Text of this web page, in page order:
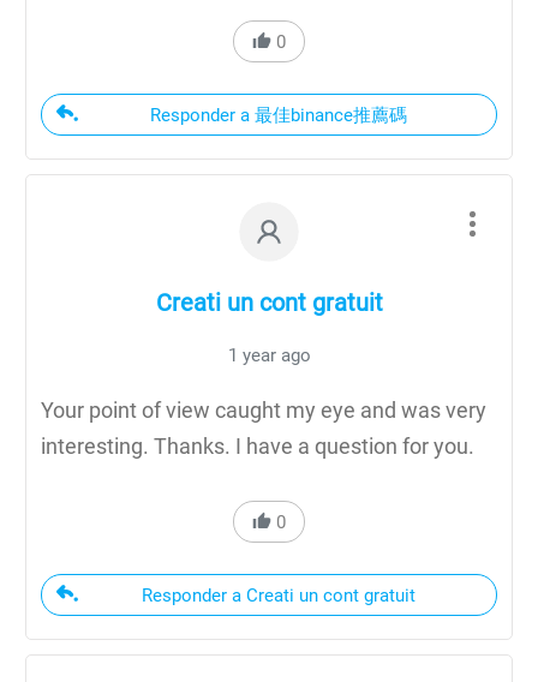
0
Responder a 最佳binance推薦碼
Creati un cont gratuit
1 year ago
Your point of view caught my eye and was very
interesting. Thanks. I have a question for you.
0
Responder a Creati un cont gratuit